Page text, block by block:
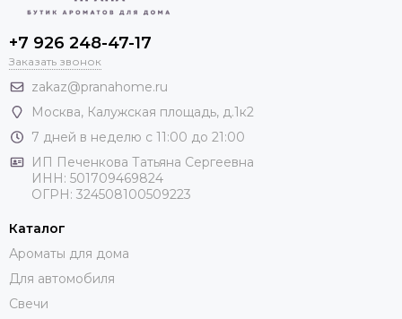
+7 926 248-47-17
Заказать звонок
zakaz@pranahome.ru
Москва, Калужская площадь, д.1к2
7 дней в неделю с 11:00 до 21:00
ИП Печенкова Татьяна Сергеевна
ИНН: 501709469824
ОГРН: 324508100509223
Каталог
Ароматы для дома
Для автомобиля
Свечи